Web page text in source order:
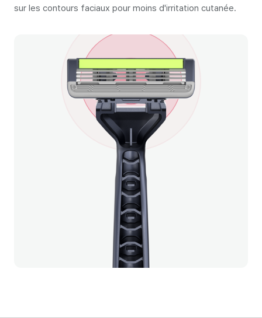
sur les contours faciaux pour moins d'irritation cutanée.